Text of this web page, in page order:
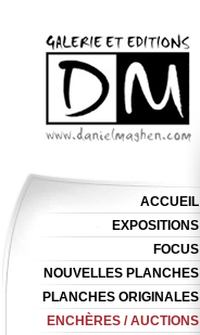
ACCUEIL
EXPOSITIONS
FOCUS
NOUVELLES PLANCHES
PLANCHES ORIGINALES
ENCHÈRES / AUCTIONS